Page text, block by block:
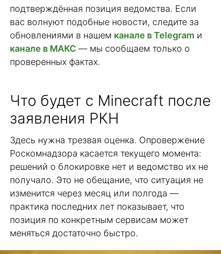
подтверждённая позиция ведомства. Если
вас волнуют подобные новости, следите за
обновлениями в нашем канале в Telegram и
канале в МАКС — мы сообщаем только о
проверенных фактах.
Что будет с Minecraft после
заявления РКН
Здесь нужна трезвая оценка. Опровержение
Роскомнадзора касается текущего момента:
решений о блокировке нет и ведомство их не
получало. Это не обещание, что ситуация не
изменится через месяц или полгода —
практика последних лет показывает, что
позиция по конкретным сервисам может
меняться достаточно быстро.